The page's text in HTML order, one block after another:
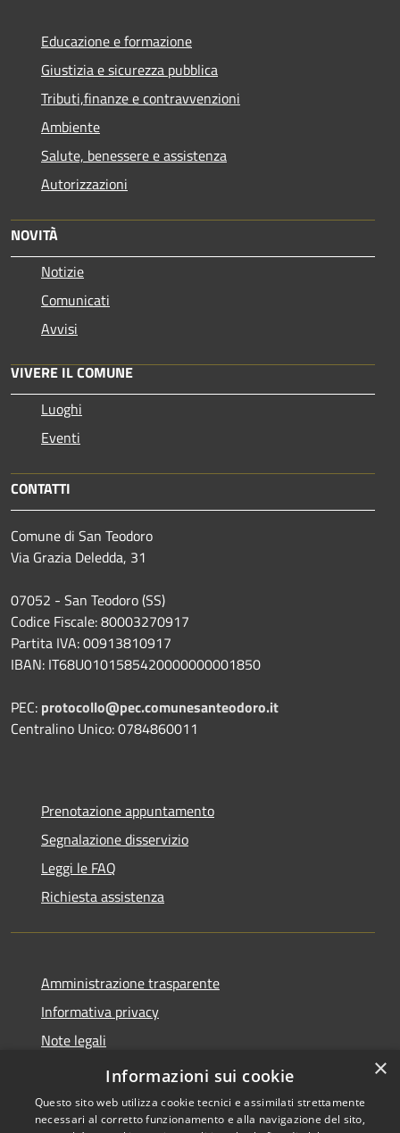
Educazione e formazione
Giustizia e sicurezza pubblica
Tributi,finanze e contravvenzioni
Ambiente
Salute, benessere e assistenza
Autorizzazioni
NOVITÀ
Notizie
Comunicati
Avvisi
VIVERE IL COMUNE
Luoghi
Eventi
CONTATTI
Comune di San Teodoro
Via Grazia Deledda, 31
07052 - San Teodoro (SS)
Codice Fiscale: 80003270917
Partita IVA: 00913810917
IBAN: IT68U0101585420000000001850
PEC: protocollo@pec.comunesanteodoro.it
Centralino Unico: 0784860011
Prenotazione appuntamento
Segnalazione disservizio
Leggi le FAQ
Richiesta assistenza
Amministrazione trasparente
Informativa privacy
Note legali
Dichiarazione di accessibilità
×
Informazioni sui cookie
Questo sito web utilizza cookie tecnici e assimilati strettamente
necessari al corretto funzionamento e alla navigazione del sito,